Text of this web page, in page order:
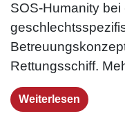
SOS-Humanity bei
Rettungsschiff.
Weiterlesen